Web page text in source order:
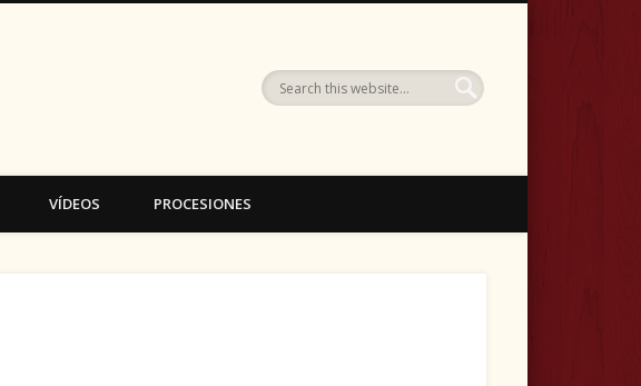
Homo de Hellín (Albacete)
VÍDEOS PROCESIONES